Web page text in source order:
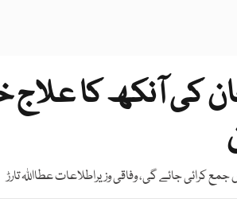
کی آنکھ کا
جائے گی، وفاقی وزیراطلاعات عطااللہ تارڑ